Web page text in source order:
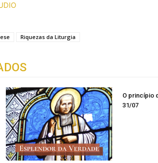
Riquezas da Liturgia
O princípio
31/07